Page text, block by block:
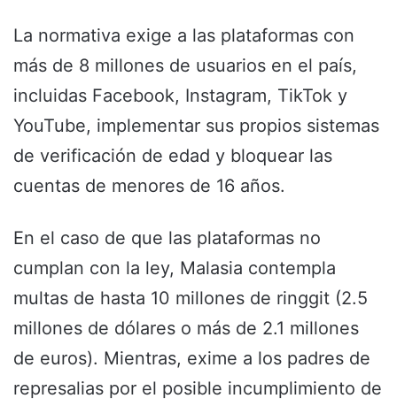
La normativa exige a las plataformas con
más de 8 millones de usuarios en el país,
incluidas Facebook, Instagram, TikTok y
YouTube, implementar sus propios sistemas
de verificación de edad y bloquear las
cuentas de menores de 16 años.
En el caso de que las plataformas no
cumplan con la ley, Malasia contempla
multas de hasta 10 millones de ringgit (2.5
millones de dólares o más de 2.1 millones
de euros). Mientras, exime a los padres de
represalias por el posible incumplimiento de